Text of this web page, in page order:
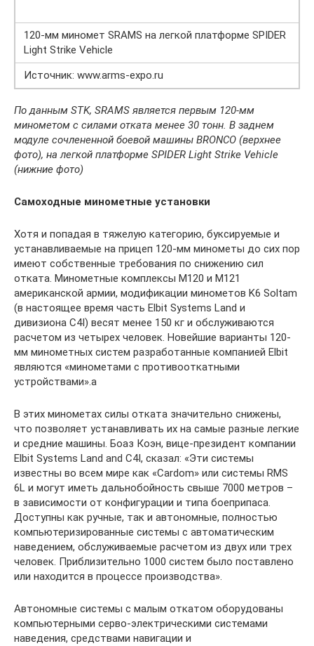
120-мм миномет SRAMS на легкой платформе SPIDER
Light Strike Vehicle
Источник: www.arms-expo.ru
По данным STK, SRAMS является первым 120-мм
минометом с силами отката менее 30 тонн. В заднем
модуле сочлененной боевой машины BRONCO (верхнее
фото), на легкой платформе SPIDER Light Strike Vehicle
(нижние фото)
Самоходные минометные установки
Хотя и попадая в тяжелую категорию, буксируемые и
устанавливаемые на прицеп 120-мм минометы до сих пор
имеют собственные требования по снижению сил
отката. Минометные комплексы M120 и M121
американской армии, модификации минометов K6 Soltam
(в настоящее время часть Elbit Systems Land и
дивизиона C4I) весят менее 150 кг и обслуживаются
расчетом из четырех человек. Новейшие варианты 120-
мм минометных систем разработанные компанией Elbit
являются «минометами с противооткатными
устройствами».a
В этих минометах силы отката значительно снижены,
что позволяет устанавливать их на самые разные легкие
и средние машины. Боаз Коэн, вице-президент компании
Elbit Systems Land and C4I, сказал: «Эти системы
известны во всем мире как «Cardom» или системы RMS
6L и могут иметь дальнобойность свыше 7000 метров –
в зависимости от конфигурации и типа боеприпаса.
Доступны как ручные, так и автономные, полностью
компьютеризированные системы с автоматическим
наведением, обслуживаемые расчетом из двух или трех
человек. Приблизительно 1000 систем было поставлено
или находится в процессе производства».
Автономные системы с малым откатом оборудованы
компьютерными серво-электрическими системами
наведения, средствами навигации и